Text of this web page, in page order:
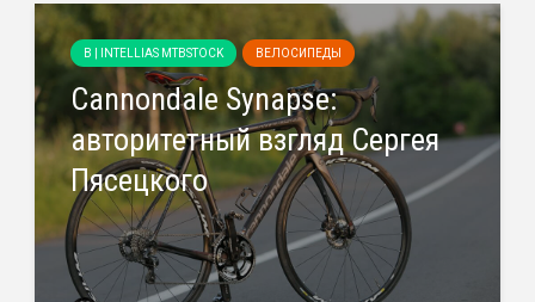
B | INTELLIAS MTBSTOCK ВЕЛОСИПЕДЫ
Cannondale Synapse:
авторитетный взгляд Сергея
Пясецкого